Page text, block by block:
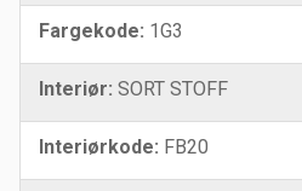
Fargekode: 1G3
Interiør: SORT STOFF
Interiørkode: FB20